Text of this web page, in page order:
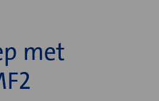
met